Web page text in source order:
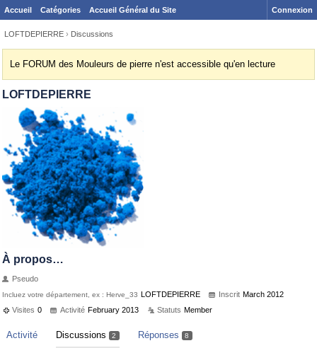
Accueil Catégories Accueil Général du Site Connexion
LOFTDEPIERRE › Discussions
Le FORUM des Mouleurs de pierre n'est accessible qu'en lecture
LOFTDEPIERRE
À propos…
Pseudo
Incluez votre département, ex : Herve_33 LOFTDEPIERRE Inscrit March 2012
Visites 0 Activité February 2013 Statuts Member
Activité Discussions 2 Réponses 8